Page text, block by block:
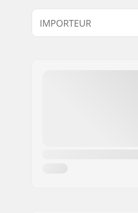
Stem type/Lengte:
Stem rise:
Stem diameter:
IMPORTEUR